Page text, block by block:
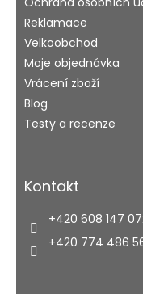
Reklamace
Velkoobchod
Moje objednávka
Vrácení zboží
Blog
Testy a recenze
Kontakt
+420 608 147
+420 774 486